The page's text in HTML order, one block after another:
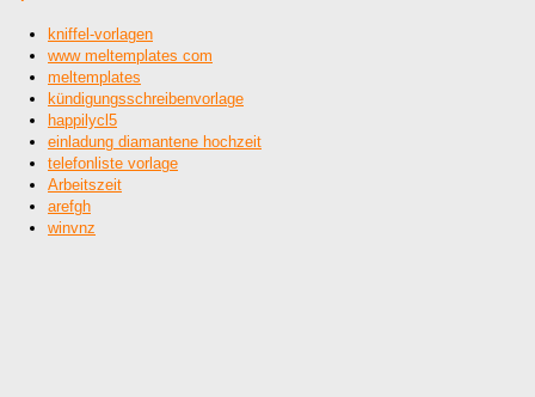
kniffel-vorlagen
www meltemplates com
meltemplates
kündigungsschreibenvorlage
happilycl5
einladung diamantene hochzeit
telefonliste vorlage
Arbeitszeit
arefgh
winvnz